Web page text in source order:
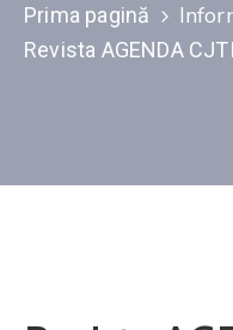
decizională
Prima pagină
Revista AGENDA